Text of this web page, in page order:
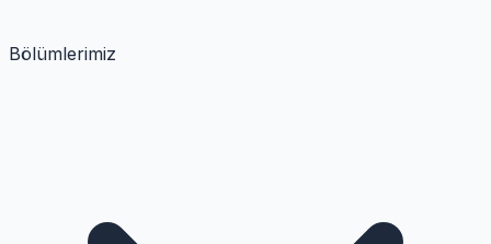
Bölümlerimiz